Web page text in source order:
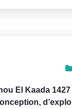
El Kaada